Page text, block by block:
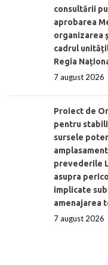
consultării
aprobarea
organizarea
cadrul
Regia
7 august 2026
Proiect de
pentru
sursele
prevederile
asupra
implicate
amenajarea
7 august 2026